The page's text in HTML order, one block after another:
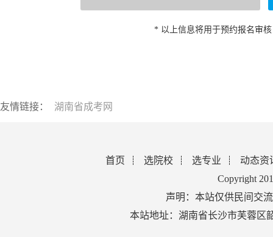
* 以上信息将用于预约报名审
友情链接： 湖南省成考网
首页 选院校 选专业
动态资
Copyright
声明：本站仅供民间交
本站地址：湖南省长沙市芙蓉区